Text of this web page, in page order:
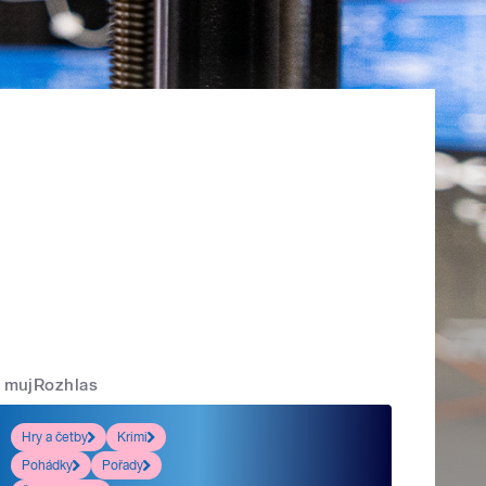
mujRozhlas
Hry a četby
Krimi
Pohádky
Pořady